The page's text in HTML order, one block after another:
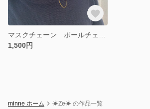
1,500円
minne ホーム ☀︎Ze☀︎ の作品一覧